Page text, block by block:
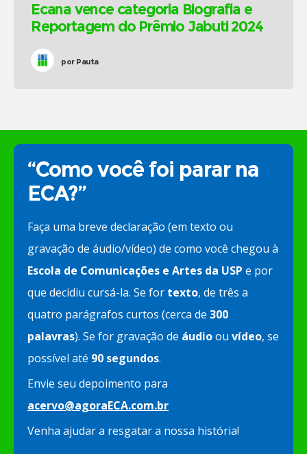
Ecana vence categoria Biografia e
Reportagem do Prêmio Jabuti 2024
porPauta
“Como você foi parar na
ECA?”
Faça uma breve declaração (em texto ou
gravação de áudio/vídeo) de como você chegou à
Escola de Comunicações e Artes da USP e por
que decidiu cursá-la. Se for texto, de três a
quatro parágrafos curtos (cerca de 300
palavras). Se for gravação de áudioou vídeo, se
possível até 90 segundos.
Envie seu depoimento para
acervo@agoraECA.com.br
Venha ajudar a resgatar a nossa história!